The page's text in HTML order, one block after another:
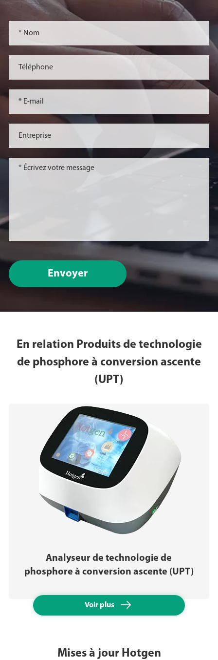
Envoyer
En relation Produits de technologie
de phosphore à conversion ascente
(UPT)
Analyseur de technologie de
phosphore à conversion ascente (UPT)
Voir plus 
Mises à jour Hotgen